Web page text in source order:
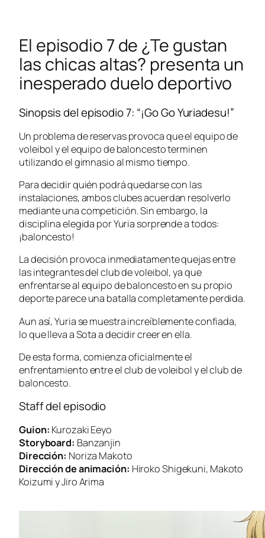
El episodio 7 de ¿Te gustan
las chicas altas? presenta un
inesperado duelo deportivo
Sinopsis del episodio 7: “¡Go Go Yuriadesu!”
Un problema de reservas provoca que el equipo de
voleibol y el equipo de baloncesto terminen
utilizando el gimnasio al mismo tiempo.
Para decidir quién podrá quedarse con las
instalaciones, ambos clubes acuerdan resolverlo
mediante una competición. Sin embargo, la
disciplina elegida por Yuria sorprende a todos:
¡baloncesto!
La decisión provoca inmediatamente quejas entre
las integrantes del club de voleibol, ya que
enfrentarse al equipo de baloncesto en su propio
deporte parece una batalla completamente perdida.
Aun así, Yuria se muestra increíblemente confiada,
lo que lleva a Sota a decidir creer en ella.
De esta forma, comienza oficialmente el
enfrentamiento entre el club de voleibol y el club de
baloncesto.
Staff del episodio
Guion: Kurozaki Eeyo
Storyboard: Banzanjin
Dirección: Noriza Makoto
Dirección de animación: Hiroko Shigekuni, Makoto
Koizumi y Jiro Arima